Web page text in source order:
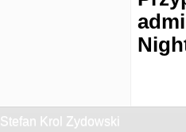
Stefan Krol Zydowski